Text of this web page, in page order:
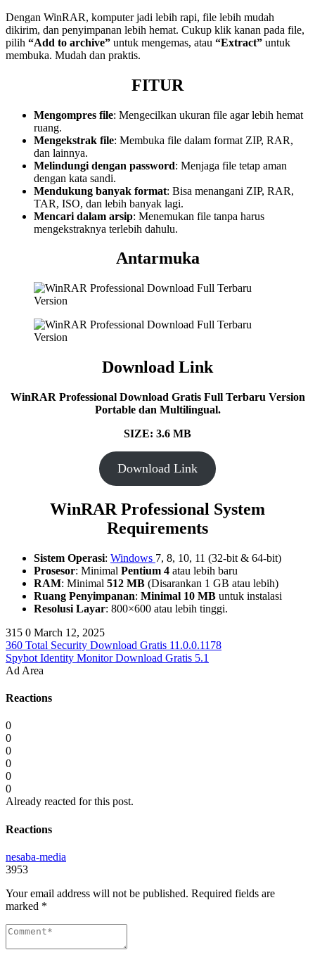
Dengan WinRAR, komputer jadi lebih rapi, file lebih mudah
dikirim, dan penyimpanan lebih hemat. Cukup klik kanan pada file,
pilih “Add to archive” untuk mengemas, atau “Extract” untuk
membuka. Mudah dan praktis.
FITUR
Mengompres file: Mengecilkan ukuran file agar lebih hemat
ruang.
Mengekstrak file: Membuka file dalam format ZIP, RAR,
dan lainnya.
Melindungi dengan password: Menjaga file tetap aman
dengan kata sandi.
Mendukung banyak format: Bisa menangani ZIP, RAR,
TAR, ISO, dan lebih banyak lagi.
Mencari dalam arsip: Menemukan file tanpa harus
mengekstraknya terlebih dahulu.
Antarmuka
Download Link
WinRAR Professional Download Gratis Full Terbaru Version
Portable dan Multilingual.
SIZE: 3.6 MB
Download Link
WinRAR Professional System
Requirements
Sistem Operasi: Windows 7, 8, 10, 11 (32-bit & 64-bit)
Prosesor: Minimal Pentium 4 atau lebih baru
RAM: Minimal 512 MB (Disarankan 1 GB atau lebih)
Ruang Penyimpanan: Minimal 10 MB untuk instalasi
Resolusi Layar: 800×600 atau lebih tinggi.
315 0 March 12, 2025
360 Total Security Download Gratis 11.0.0.1178
Spybot Identity Monitor Download Gratis 5.1
Ad Area
Reactions
0
0
0
0
0
0
Already reacted for this post.
Reactions
nesaba-media
3953
Your email address will not be published. Required fields are
marked *